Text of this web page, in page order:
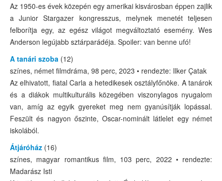
Az 1950-es évek közepén egy amerikai kisvárosban éppen zajlik
a Junior Stargazer kongresszus, melynek menetét teljesen
felborítja egy, az egész világot megváltoztató esemény. Wes
Anderson legújabb sztárparádéja. Spoiler: van benne ufó!
A tanári szoba (12)
színes, német filmdráma, 98 perc, 2023 • rendezte: Ilker Çatak
Az elhivatott, fiatal Carla a hetedikesek osztályfőnöke. A tanárok
és a diákok multikulturális közegében viszonylagos nyugalom
van, amíg az egyik gyereket meg nem gyanúsítják lopással.
Feszült és nagyon őszinte, Oscar-nominált látlelet egy német
iskolából.
Átjáróház (16)
színes, magyar romantikus film, 103 perc, 2022 • rendezte:
Madarász Isti